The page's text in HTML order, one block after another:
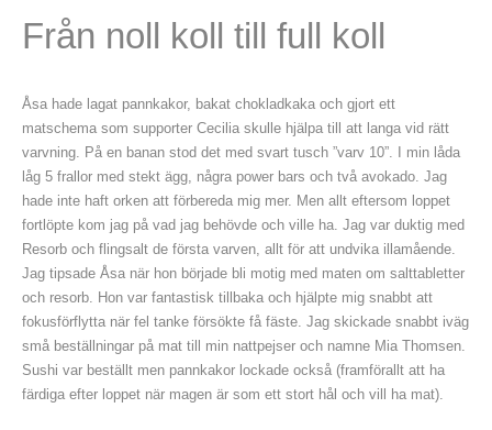
Från noll koll till full koll
Åsa hade lagat pannkakor, bakat chokladkaka och gjort ett
matschema som supporter Cecilia skulle hjälpa till att langa vid rätt
varvning. På en banan stod det med svart tusch ”varv 10”. I min låda
låg 5 frallor med stekt ägg, några power bars och två avokado. Jag
hade inte haft orken att förbereda mig mer. Men allt eftersom loppet
fortlöpte kom jag på vad jag behövde och ville ha. Jag var duktig med
Resorb och flingsalt de första varven, allt för att undvika illamående.
Jag tipsade Åsa när hon började bli motig med maten om salttabletter
och resorb. Hon var fantastisk tillbaka och hjälpte mig snabbt att
fokusförflytta när fel tanke försökte få fäste. Jag skickade snabbt iväg
små beställningar på mat till min nattpejser och namne Mia Thomsen.
Sushi var beställt men pannkakor lockade också (framförallt att ha
färdiga efter loppet när magen är som ett stort hål och vill ha mat).